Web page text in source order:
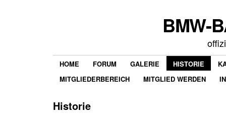
BMW-
HOME FORUM GALERIE HISTORIE
MITGLIEDERBEREICH
MITGLIED WERDEN
Historie